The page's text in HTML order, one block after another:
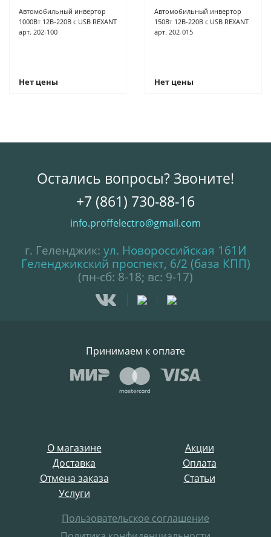
Автомобильный инвертор
1000Вт 12В-220В c USB REXANT
арт. 202-100
Нет цены
Автомобильный инвертор
150Вт 12В-220В c USB REXANT
арт. 202-015
Нет цены
О магазине
Акции
Доставка
Оплата
Отмена заказа
Статьи
Услуги
Пользовательское соглашение
Остались вопросы? Звоните!
+7 (861) 730-88-16
info.proffelectro@gmail.com
г. Геленджик: ул. Новороссийская 161И
Геленджикский проспект, 6/2 (база КПП)
(пн-сб: 8-18; вс: 9-17)
Принимаем к оплате